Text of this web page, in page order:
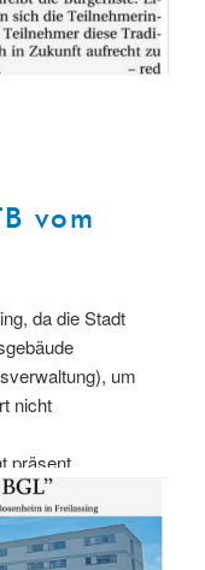
vom
da die Stadt
um
nicht
präsent.